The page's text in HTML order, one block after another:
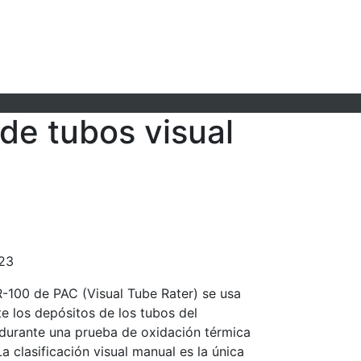
tubos visual
100 de PAC (Visual Tube Rater) se usa
los depósitos de los tubos del
una prueba de oxidación térmica
clasificación visual manual es la única